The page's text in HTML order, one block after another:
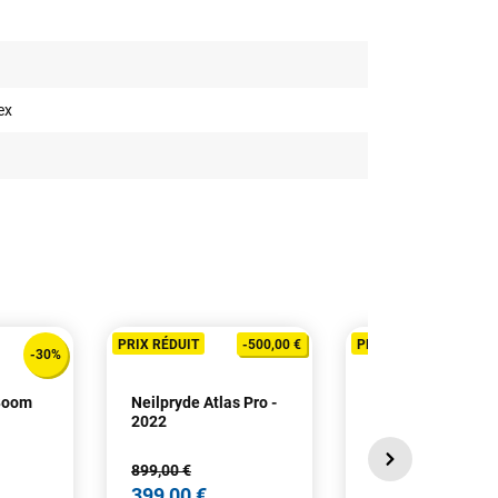
-30%
PRIX RÉDUIT -500,00 €
Neilpryde Atlas Pro -
2022
899,00 €
PRIX RÉDUIT
445,00 €